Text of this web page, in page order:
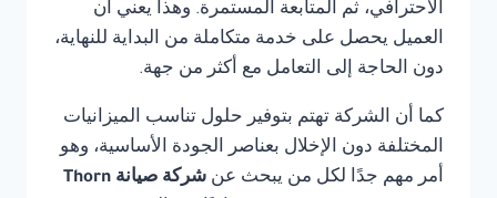
الاحترافي، ثم المتابعة المستمرة. وهذا يعني أن
العميل يحصل على خدمة متكاملة من البداية للنهاية،
دون الحاجة إلى التعامل مع أكثر من جهة.
كما أن الشركة تهتم بتوفير حلول تناسب الميزانيات
المختلفة دون الإخلال بعناصر الجودة الأساسية، وهو
أمر مهم جدًا لكل من يبحث عن
شركة صيانة Thorn